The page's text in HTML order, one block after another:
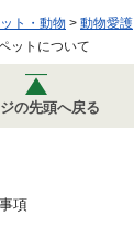
ト・動物 > 動物愛護
ットについて
の先頭へ戻る
項